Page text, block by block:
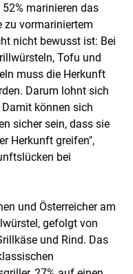
marinieren das
zu vormariniertem
nicht bewusst ist: Bei
Tofu und
muss die Herkunft
Darum lohnt sich
können sich
sicher sein, dass sie
Herkunft greifen",
bei
und Österreicher am
gefolgt von
und Rind. Das